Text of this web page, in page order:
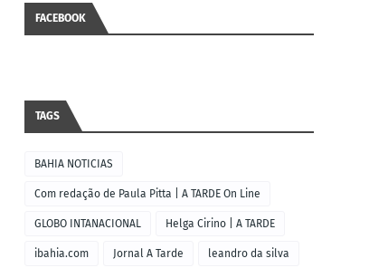
FACEBOOK
TAGS
BAHIA NOTICIAS
Com redação de Paula Pitta | A TARDE On Line
GLOBO INTANACIONAL Helga Cirino | A TARDE
ibahia.com Jornal A Tarde leandro da silva